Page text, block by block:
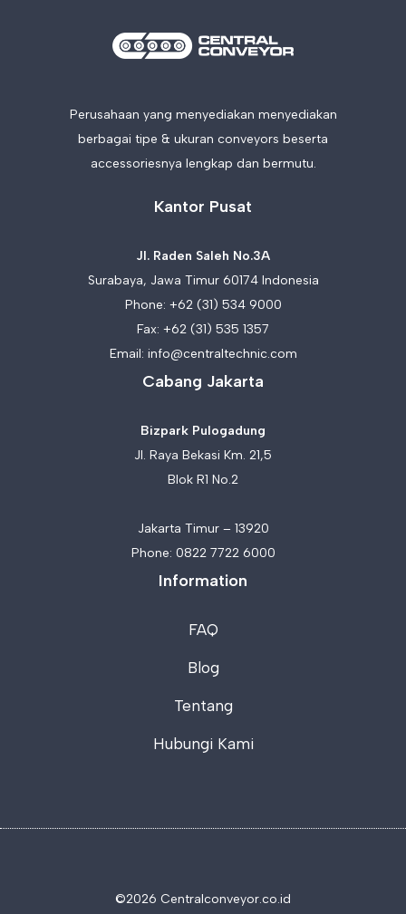
Perusahaan yang menyediakan menyediakan
berbagai tipe & ukuran conveyors beserta
accessoriesnya lengkap dan bermutu.
Kantor Pusat
Jl. Raden Saleh No.3A
Surabaya, Jawa Timur 60174 Indonesia
Phone: +62 (31) 534 9000
Fax: +62 (31) 535 1357
Email: info@centraltechnic.com
Cabang Jakarta
Bizpark Pulogadung
Jl. Raya Bekasi Km. 21,5
Blok R1 No.2
Jakarta Timur – 13920
Phone: 0822 7722 6000
Information
FAQ
Blog
Tentang
Hubungi Kami
©2026 Centralconveyor.co.id